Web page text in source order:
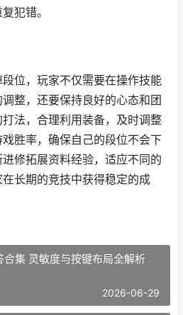
犯错。
位，玩家不仅需要在操作技能
整，还要保持良好的心态和团
法，合理利用装备，及时调整
胜率，确保自己的段位不会下
修拓展资料经验，适应不同的
长期的竞技中获得稳定的成
集 灵敏度与按键布局全解析
2026-06-29